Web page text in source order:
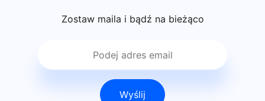
Zostaw maila i bądź na bieżąco
Wyślij